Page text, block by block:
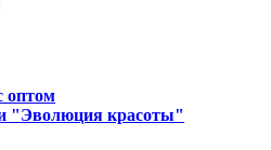
оптом
"Эволюция красоты"